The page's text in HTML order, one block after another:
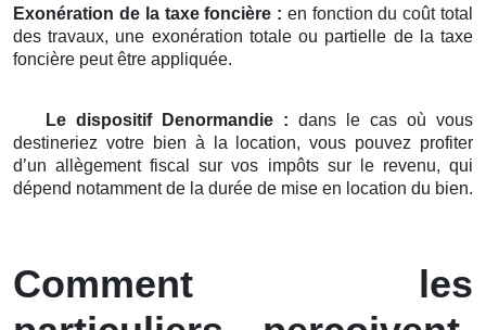
Exonération de la taxe foncière : en fonction du coût total
des travaux, une exonération totale ou partielle de la taxe
foncière peut être appliquée.
Le dispositif Denormandie : dans le cas où vous
destineriez votre bien à la location, vous pouvez profiter
d’un allègement fiscal sur vos impôts sur le revenu, qui
dépend notamment de la durée de mise en location du bien.
Comment les